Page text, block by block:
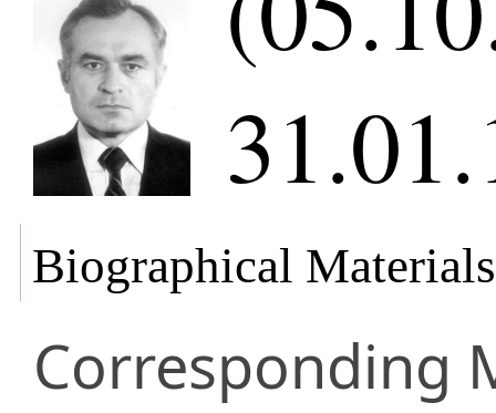
Biographical Materials
Corresponding